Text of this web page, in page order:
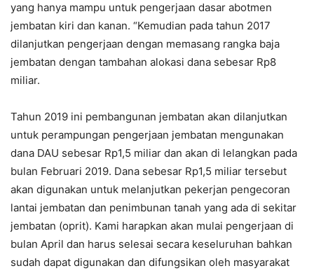
yang hanya mampu untuk pengerjaan dasar abotmen
jembatan kiri dan kanan. “Kemudian pada tahun 2017
dilanjutkan pengerjaan dengan memasang rangka baja
jembatan dengan tambahan alokasi dana sebesar Rp8
miliar.
Tahun 2019 ini pembangunan jembatan akan dilanjutkan
untuk perampungan pengerjaan jembatan mengunakan
dana DAU sebesar Rp1,5 miliar dan akan di lelangkan pada
bulan Februari 2019. Dana sebesar Rp1,5 miliar tersebut
akan digunakan untuk melanjutkan pekerjan pengecoran
lantai jembatan dan penimbunan tanah yang ada di sekitar
jembatan (oprit). Kami harapkan akan mulai pengerjaan di
bulan April dan harus selesai secara keseluruhan bahkan
sudah dapat digunakan dan difungsikan oleh masyarakat